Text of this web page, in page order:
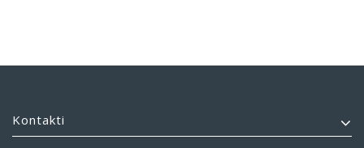
Kontakti